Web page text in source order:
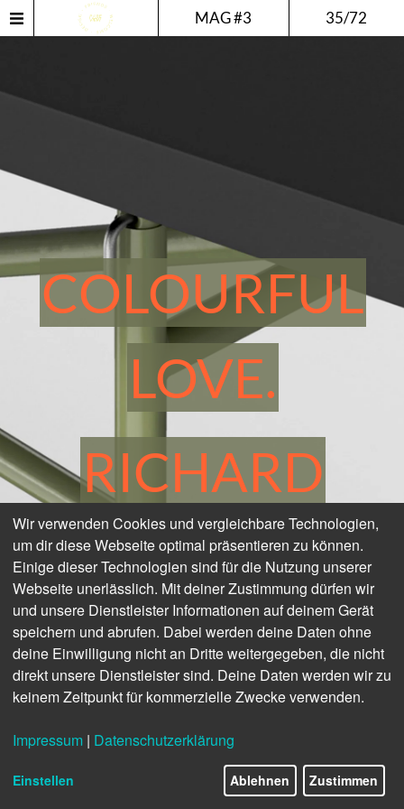
MAG #3 35/72
COLOURFUL
LOVE.
RICHARD
LAMPERT
Wir verwenden Cookies und vergleichbare Technologien,
um dir diese Webseite optimal präsentieren zu können.
Einige dieser Technologien sind für die Nutzung unserer
Webseite unerlässlich. Mit deiner Zustimmung dürfen wir
und unsere Dienstleister Informationen auf deinem Gerät
speichern und abrufen. Dabei werden deine Daten ohne
deine Einwilligung nicht an Dritte weitergegeben, die nicht
direkt unsere Dienstleister sind. Deine Daten werden wir zu
keinem Zeitpunkt für kommerzielle Zwecke verwenden.
Impressum | Datenschutzerklärung
Einstellen Ablehnen Zustimmen